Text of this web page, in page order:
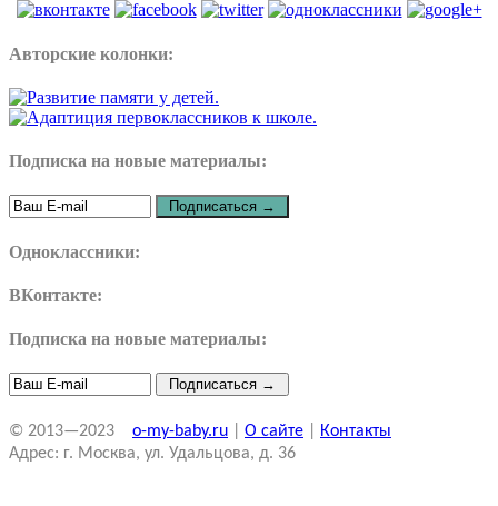
Авторские колонки:
Подписка на новые материалы:
Одноклассники:
ВКонтакте:
Подписка на новые материалы:
© 2013—2023 o-my-baby.ru О сайте
Контакты
Адрес: г. Москва, ул. Удальцова, д. 36